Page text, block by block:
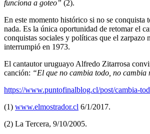
funciona a goteo” (2).
En este momento histórico si no se conquista
nada. Es la única oportunidad de retomar el
conquistas sociales y políticas que el zarpazo
interrumpió en 1973.
El cantautor uruguayo Alfredo Zitarrosa
canción: “El que no cambia todo, no cambia
https://www.puntofinalblog.cl/post/cambia-
(1) www.elmostrador.cl 6/1/2017.
(2) La Tercera, 9/10/2005.